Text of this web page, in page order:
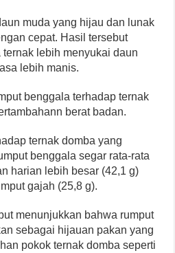
muda yang hijau dan lunak
cepat. Hasil tersebut
lebih menyukai daun
lebih manis.
benggala terhadap ternak
berat badan.
ternak domba yang
benggala segar rata-rata
harian lebih besar (42,1 g)
gajah (25,8 g).
menunjukkan bahwa rumput
sebagai hijauan pakan yang
pokok ternak domba seperti